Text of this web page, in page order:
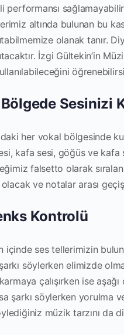
performansı
altında bulunan bu
olanak tanır.
İzgi Gültekin’in
Sesinizi
her vokal bölgesinde
kafa sesi, göğüs ve
falsetto olarak
olacak ve notalar arası
Kontrolü
içinde ses tellerimizin
söylerken elimizde
çalışırken ise
şarkı söylerken yorulma
müzik tarzını da